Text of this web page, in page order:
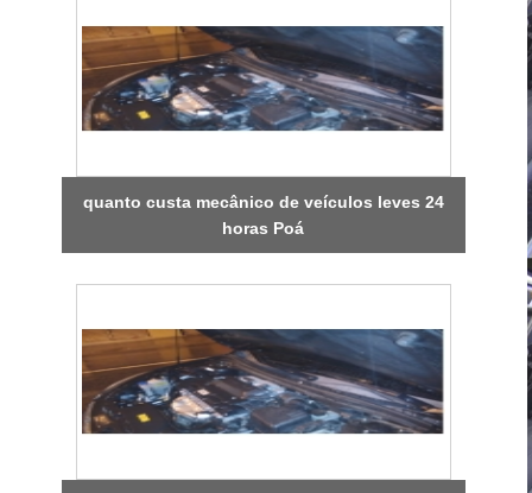
quanto custa mecânico de veículos leves 24
horas Poá